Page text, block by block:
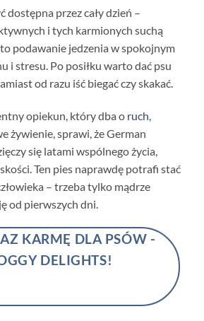
dostępna przez cały dzień –
i tych karmionych suchą
podawanie jedzenia w spokojnym
i stresu. Po posiłku warto dać psu
od razu iść biegać czy skakać.
opiekun, który dba o ruch
żywienie, sprawi, że German
się latami wspólnego życia,
Ten pies naprawdę potrafi stać
– trzeba tylko mądrze
od pierwszych dni.
KARMĘ DLA PSÓW -
DELIGHTS!